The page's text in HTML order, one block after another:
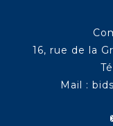
16, rue de la
Mail :